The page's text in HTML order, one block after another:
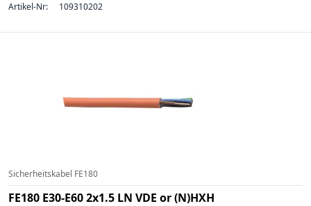
Artikel-Nr: 109310202
Sicherheitskabel FE180
FE180 E30-E60 2x1.5 LN VDE or (N)HXH